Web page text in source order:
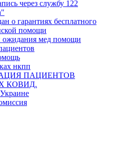
через службу 122
о гарантиях бесплатного
помощи
ожидания мед помощи
нкпп
ПАЦИЕНТОВ
КОВИД.